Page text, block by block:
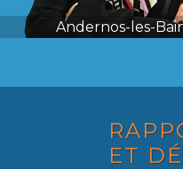
Andernos-les-
ET